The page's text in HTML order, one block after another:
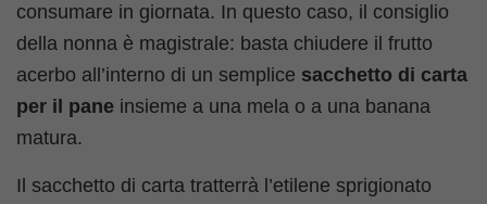
consumare in giornata. In questo caso, il consiglio
della nonna è magistrale: basta chiudere il frutto
acerbo all’interno di un semplice sacchetto di carta
per il pane insieme a una mela o a una banana
matura.
Il sacchetto di carta tratterrà l’etilene sprigionato